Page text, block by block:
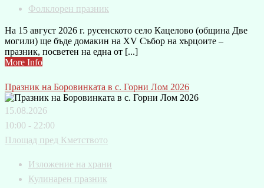
Фолклорен празник
На 15 август 2026 г. русенското село Кацелово (община Две
могили) ще бъде домакин на XV Събор на хърцоите –
празник, посветен на една от [...]
More Info
Празник на Боровинката в с. Горни Лом 2026
15.08.2026
10:00 - 22:00
Площад пред Кметството
Изложение на храни
Кулинарен празник